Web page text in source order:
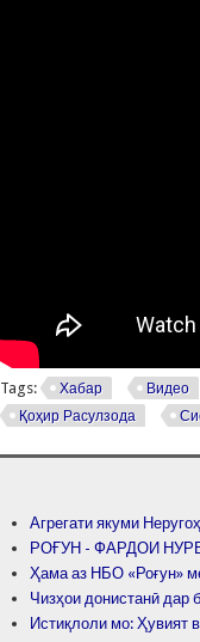
Tags: Хабар Видео
Қоҳир Расулзода
Агрегати якуми
РОҒУН - ФАРДОИ
Ҳама аз НБО «Роғун»
Чизҳои донистанӣ дар
Истиқлоли мо: Ҳувият